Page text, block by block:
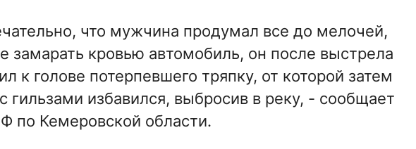
что мужчина продумал все до мелочей,
замарать кровью автомобиль, он после выстрела
к голове потерпевшего тряпку, от которой затем
гильзами избавился, выбросив в реку, - сообщает
по Кемеровской области.